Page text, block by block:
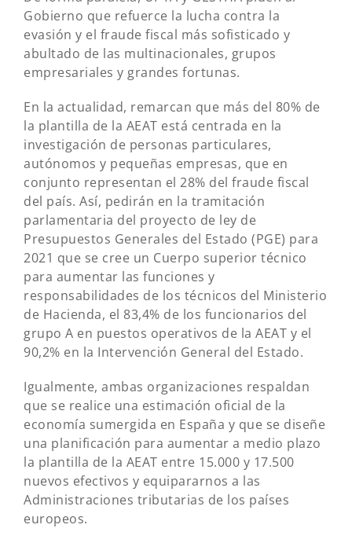
Gobierno que refuerce la lucha contra la
evasión y el fraude fiscal más sofisticado y
abultado de las multinacionales, grupos
empresariales y grandes fortunas.
En la actualidad, remarcan que más del 80% de
la plantilla de la AEAT está centrada en la
investigación de personas particulares,
autónomos y pequeñas empresas, que en
conjunto representan el 28% del fraude fiscal
del país. Así, pedirán en la tramitación
parlamentaria del proyecto de ley de
Presupuestos Generales del Estado (PGE) para
2021 que se cree un Cuerpo superior técnico
para aumentar las funciones y
responsabilidades de los técnicos del Ministerio
de Hacienda, el 83,4% de los funcionarios del
grupo A en puestos operativos de la AEAT y el
90,2% en la Intervención General del Estado.
Igualmente, ambas organizaciones respaldan
que se realice una estimación oficial de la
economía sumergida en España y que se diseñe
una planificación para aumentar a medio plazo
la plantilla de la AEAT entre 15.000 y 17.500
nuevos efectivos y equipararnos a las
Administraciones tributarias de los países
europeos.